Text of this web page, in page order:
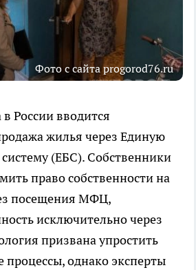
Фото с сайта progorod76.ru
России вводится
жилья через Единую
(ЕБС). Собственники
право собственности на
посещения МФЦ,
исключительно через
призвана упростить
процессы, однако эксперты